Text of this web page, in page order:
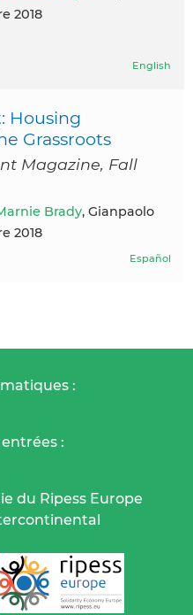
2018
English
Housing
Grassroots
Magazine, Fall
Brady, Gianpaolo
2018
Español
:
:
du Ripess Europe